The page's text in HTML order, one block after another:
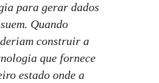
para gerar dados
Quando
construir a
que fornece
estado onde a